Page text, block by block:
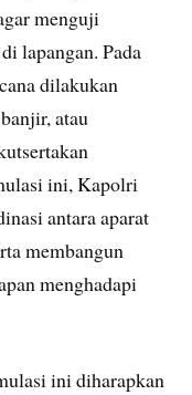
menguji
lapangan. Pada
dilakukan
atau
ini, Kapolri
antara aparat
membangun
menghadapi
ini diharapkan